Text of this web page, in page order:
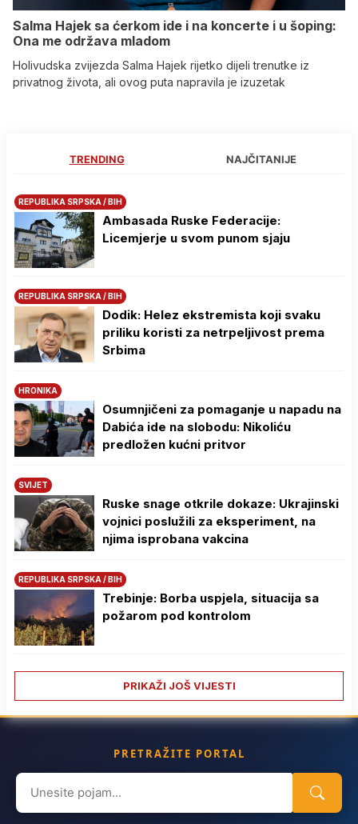
Salma Hajek sa ćerkom ide i na koncerte i u šoping:
Ona me održava mladom
Holivudska zvijezda Salma Hajek rijetko dijeli trenutke iz
privatnog života, ali ovog puta napravila je izuzetak
TRENDING NAJČITANIJE
REPUBLIKA SRPSKA / BIH
Ambasada Ruske Federacije:
Licemjerje u svom punom sjaju
REPUBLIKA SRPSKA / BIH
Dodik: Helez ekstremista koji svaku
priliku koristi za netrpeljivost prema
Srbima
HRONIKA
Osumnjičeni za pomaganje u napadu na
Dabića ide na slobodu: Nikoliću
predložen kućni pritvor
SVIJET
Ruske snage otkrile dokaze: Ukrajinski
vojnici poslužili za eksperiment, na
njima isprobana vakcina
REPUBLIKA SRPSKA / BIH
Trebinje: Borba uspjela, situacija sa
požarom pod kontrolom
PRIKAŽI JOŠ VIJESTI
PRETRAŽITE PORTAL
Search
for: